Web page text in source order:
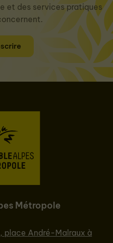
et des services pratiques
Métropole
place André-Malraux à